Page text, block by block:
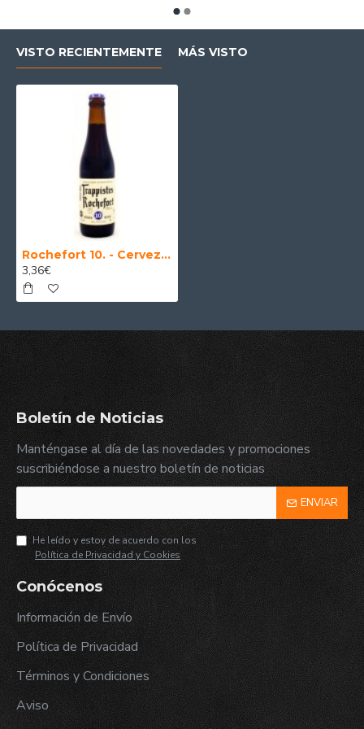
VISTO RECIENTEMENTE MÁS VISTO
Rochefort 10. - Cerveza Belga Abadia Trapense 33 cl.
3,36€
Boletín de Noticias
Manténgase al día de las novedades y promociones
suscribiéndose a nuestro boletín de noticias
ENVIAR
He leído y estoy de acuerdo con los
Política de Privacidad y Cookies
Conócenos
Información de Envío
Política de Privacidad
Términos y Condiciones
Aviso